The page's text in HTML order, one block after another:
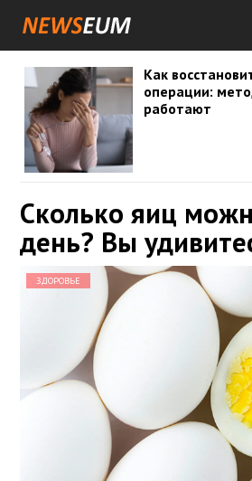
Как
операции:
работают
Сколько яиц
день? Вы
ЗДОРОВЬЕ